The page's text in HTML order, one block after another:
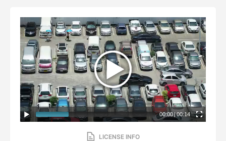
00:00|00:14
LICENSE INFO